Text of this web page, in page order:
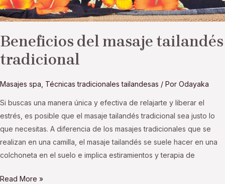
Beneficios del masaje tailandés
tradicional
Masajes spa Técnicas tradicionales tailandesas / Por Odayaka
Si buscas una manera única y efectiva de relajarte y liberar el
estrés, es posible que el masaje tailandés tradicional sea justo lo
que necesitas. A diferencia de los masajes tradicionales que se
realizan en una camilla, el masaje tailandés se suele hacer en una
colchoneta en el suelo e implica estiramientos y terapia de
Read More »